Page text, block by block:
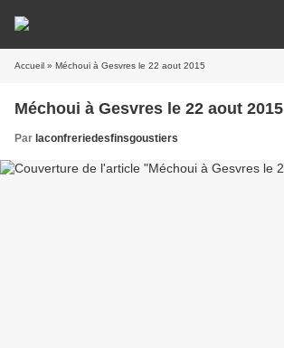
Accueil » Méchoui à Gesvres le 22 aout 2015
Méchoui à Gesvres le 22 aout 2015
Par laconfreriedesfinsgoustiers